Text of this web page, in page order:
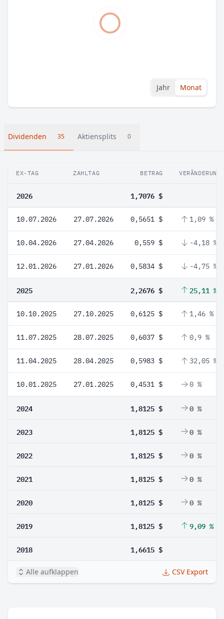
Jahr Monat
Dividenden 35 Aktiensplits 0
EX-TAG ZAHLTAG BETRAG VERÄNDERUNG
2026 1,7076 $
10.07.2026 27.07.2026 0,5651 $ 1,09 %
10.04.2026 27.04.2026 0,559 $ -4,18 %
12.01.2026 27.01.2026 0,5834 $ -4,75 %
2025 2,2676 $ 25,11 %
10.10.2025 27.10.2025 0,6125 $ 1,46 %
11.07.2025 28.07.2025 0,6037 $ 0,9 %
11.04.2025 28.04.2025 0,5983 $ 32,05 %
10.01.2025 27.01.2025 0,4531 $ 0 %
2024 1,8125 $ 0 %
2023 1,8125 $ 0 %
2022 1,8125 $ 0 %
2021 1,8125 $ 0 %
2020 1,8125 $ 0 %
2019 1,8125 $ 9,09 %
2018 1,6615 $
Alle aufklappen CSV Export